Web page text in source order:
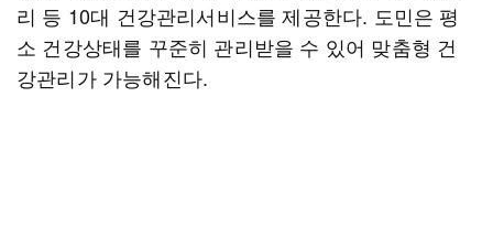
리 등 10대 건강관리서비스를 제공한다. 도민은 평
소 건강상태를 꾸준히 관리받을 수 있어 맞춤형 건
강관리가 가능해진다.